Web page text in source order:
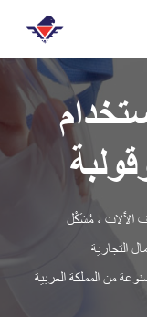
الآَلات ، مُشَكْل
التجارية
من المملكة العربية